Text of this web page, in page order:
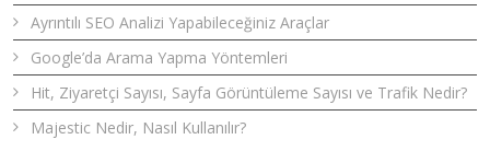
Ayrıntılı SEO Analizi Yapabileceğiniz Araçlar
Google’da Arama Yapma Yöntemleri
Hit, Ziyaretçi Sayısı, Sayfa Görüntüleme Sayısı ve Trafik Nedir?
Majestic Nedir, Nasıl Kullanılır?